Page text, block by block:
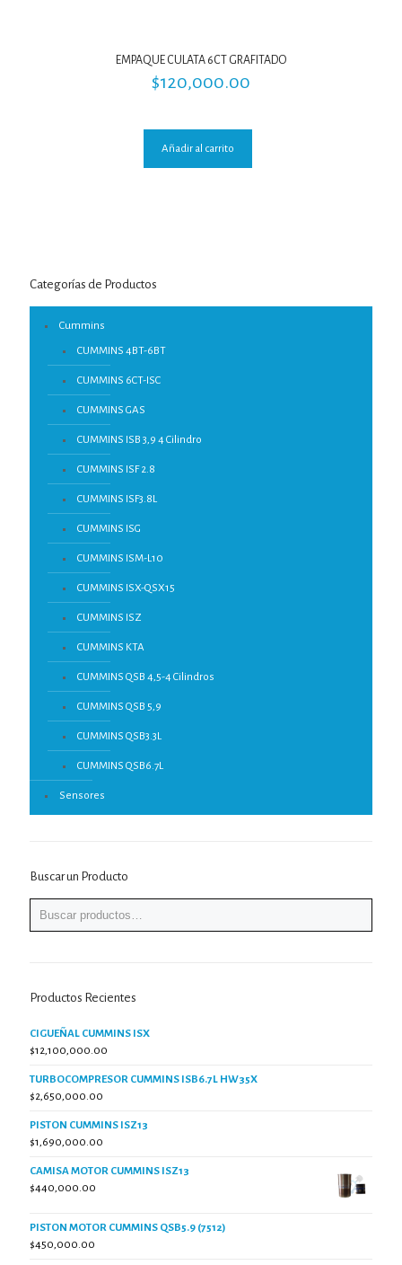
EMPAQUE CULATA 6CT GRAFITADO
$120,000.00
Añadir al carrito
Categorías de Productos
Cummins
CUMMINS 4BT-6BT
CUMMINS 6CT-ISC
CUMMINS GAS
CUMMINS ISB 3,9 4 Cilindro
CUMMINS ISF 2.8
CUMMINS ISF3.8L
CUMMINS ISG
CUMMINS ISM-L10
CUMMINS ISX-QSX15
CUMMINS ISZ
CUMMINS KTA
CUMMINS QSB 4,5-4 Cilindros
CUMMINS QSB 5,9
CUMMINS QSB3.3L
CUMMINS QSB6.7L
Sensores
Buscar un Producto
Productos Recientes
CIGUEÑAL CUMMINS ISX
$12,100,000.00
TURBOCOMPRESOR CUMMINS ISB6.7L HW35X
$2,650,000.00
PISTON CUMMINS ISZ13
$1,690,000.00
CAMISA MOTOR CUMMINS ISZ13
$440,000.00
PISTON MOTOR CUMMINS QSB5.9 (7512)
$450,000.00